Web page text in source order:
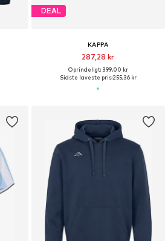
DEAL
KAPPA
287,28 kr
Oprindeligt: 399,00 kr
Sidste laveste pris:255,36 kr